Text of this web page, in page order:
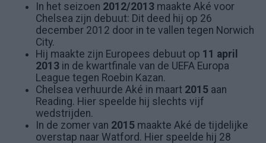
In het seizoen 2012/2013 maakte Aké voor
Chelsea zijn debuut: Dit deed hij op 26
december 2012 door in te vallen tegen Norwich
City.
Hij maakte zijn Europees debuut op 11 april
2013 in de kwartfinale van de UEFA Europa
League tegen Roebin Kazan.
Chelsea verhuurde Aké in maart 2015 aan
Reading. Hier speelde hij slechts vijf
wedstrijden.
In de zomer van 2015 maakte Aké de tijdelijke
overstap naar Watford. Hier speelde hij 28